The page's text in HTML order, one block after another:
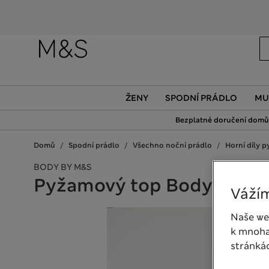
ŽENY SPODNÍ PRÁDLO
Bezplatné doručení
Domů Spodní prádlo Všechno noční prádlo Horní díly
BODY BY M&S
Pyžamový top Body
Naše
k